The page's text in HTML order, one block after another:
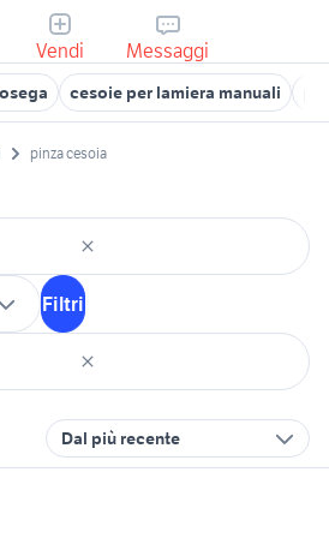
Vendi Messaggi
cesoie per lamiera manuali
pinza cesoia
Filtri
Dal più recente